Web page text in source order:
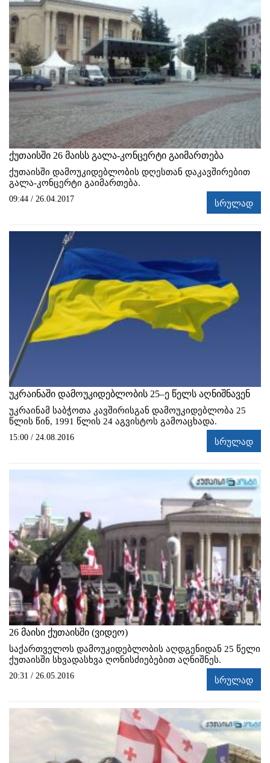
ქუთაისში 26 მაისს გალა-კონცერტი გაიმართება
ქუთაისში დამოუკიდებლობის დღესთან დაკავშირებით
გალა-კონცერტი გაიმართება.
09:44 / 26.04.2017 სრულად
უკრაინაში დამოუკიდებლობის 25–ე წელს აღნიშნავენ
უკრაინამ საბჭოთა კავშირისგან დამოუკიდებლობა 25
წლის წინ, 1991 წლის 24 აგვისტოს გამოაცხადა.
15:00 / 24.08.2016 სრულად
26 მაისი ქუთაისში (ვიდეო)
საქართველოს დამოუკიდებლობის აღდგენიდან 25 წელი
ქუთაისში სხვადასხვა ღონისძიებებით აღნიშნეს.
20:31 / 26.05.2016 სრულად